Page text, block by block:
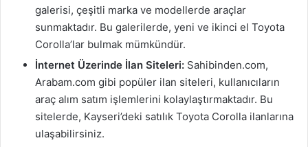
galerisi, çeşitli marka ve modellerde araçlar
sunmaktadır. Bu galerilerde, yeni ve ikinci el Toyota
Corolla’lar bulmak mümkündür.
İnternet Üzerinde İlan Siteleri: Sahibinden.com,
Arabam.com gibi popüler ilan siteleri, kullanıcıların
araç alım satım işlemlerini kolaylaştırmaktadır. Bu
sitelerde, Kayseri’deki satılık Toyota Corolla ilanlarına
ulaşabilirsiniz.